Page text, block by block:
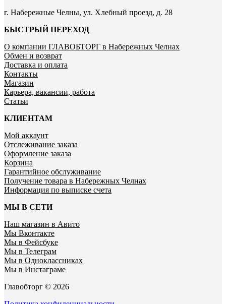
г. Набережные Челны, ул. Хлебный проезд, д. 28
БЫСТРЫЙ ПЕРЕХОД
О компании ГЛАВОБТОРГ в Набережных Челнах
Обмен и возврат
Доставка и оплата
Контакты
Магазин
Карьера, вакансии, работа
Статьи
КЛИЕНТАМ
Мой аккаунт
Отслеживание заказа
Оформление заказа
Корзина
Гарантийное обслуживание
Получение товара в Набережных Челнах
Информация по выписке счета
МЫ В СЕТИ
Наш магазин в Авито
Мы Вконтакте
Мы в Фейсбуке
Мы в Телеграм
Мы в Одноклассниках
Мы в Инстаграме
Главобторг © 2026